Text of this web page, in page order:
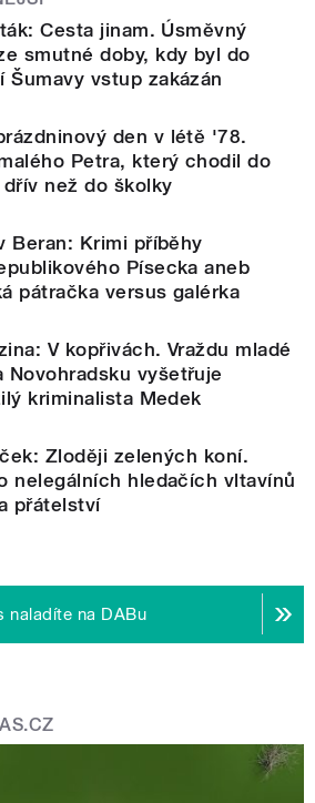
Cesta jinam. Úsměvný
smutné doby, kdy byl do
Šumavy vstup zakázán
den v létě '78.
Petra, který chodil do
než do školky
Beran: Krimi příběhy
Písecka aneb
pátračka versus galérka
V kopřivách. Vraždu mladé
Novohradsku vyšetřuje
kriminalista Medek
Zloději zelených koní.
nelegálních hledačích vltavínů
přátelství
naladíte na DABu